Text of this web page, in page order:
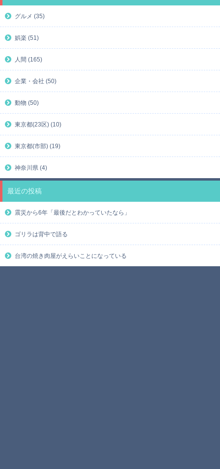
グルメ (35)
娯楽 (51)
人間 (165)
企業・会社 (50)
動物 (50)
東京都(23区) (10)
東京都(市部) (19)
神奈川県 (4)
最近の投稿
震災から6年「最後だとわかっていたなら」
ゴリラは背中で語る
台湾の焼き肉屋がえらいことになっている